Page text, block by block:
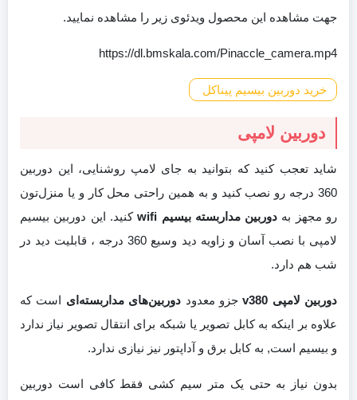
جهت مشاهده این محصول ویدئوی زیر را مشاهده نمایید.
https://dl.bmskala.com/Pinaccle_camera.mp4
خرید دوربین بیسیم پیناکل
دوربین لامپی
شاید تعجب کنید که بتوانید به جای لامپ روشنایی، این دوربین
360 درجه رو نصب کنید و به همین راحتی محل کار و یا منزل‌تون
رو مجهز به دوربین مداربسته بیسیم wifi
کنید. این دوربین بیسیم
لامپی با نصب آسان و زاویه دید وسیع 360 درجه ، قابلیت دید در
شب هم دارد.
دوربین لامپی v380 جزو معدود دوربین‌های مداربسته‌ای است که
علاوه بر اینکه به کابل تصویر یا شبکه برای انتقال تصویر نیاز ندارد
و بیسیم است, به کابل برق و آداپتور نیز نیازی ندارد.
بدون نیاز به حتی یک متر سیم کشی فقط کافی است دوربین